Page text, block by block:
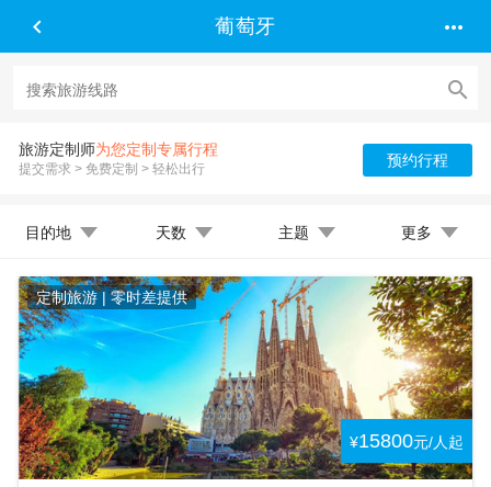
 葡萄牙 

旅游定制师为您定制专属行程
提交需求 > 免费定制 > 轻松出行 预约行程
目的地 天数 主题 更多
定制旅游 | 零时差提供
¥15800元/人起